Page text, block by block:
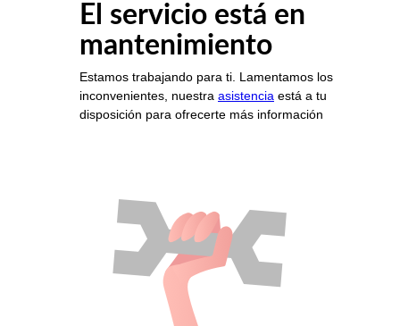
El servicio está en
mantenimiento
Estamos trabajando para ti. Lamentamos los
inconvenientes, nuestra asistencia está a tu
disposición para ofrecerte más información